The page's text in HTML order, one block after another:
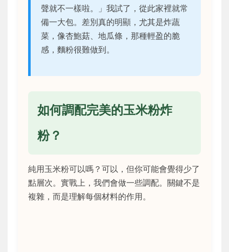
聲就不一樣啦。」我試了，從此家裡就常
備一大包。差別真的明顯，尤其是炸蔬
菜，像杏鮑菇、地瓜條，那種輕盈的脆
感，麵粉很難做到。
如何調配完美的玉米粉炸
粉？
純用玉米粉可以嗎？可以，但你可能會覺得少了
點層次。實戰上，我們會做一些調配。關鍵不是
複雜，而是理解每個材料的作用。